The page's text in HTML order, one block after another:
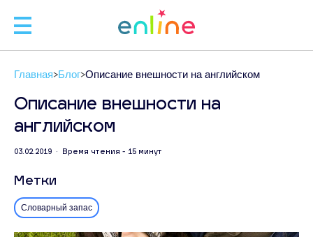
🧑
Главная Блог Описание внешности на английском
Описание внешности на
английском
03.02.2019 • Время чтения - 15 минут
Метки
Словарный запас